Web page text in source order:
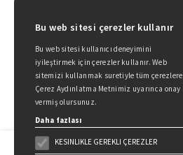
Bu web sitesi çerezler kullanır
Bu web sitesi kullanıcı deneyimini
iyileştirmek için çerezler kullanır. Web
sitemizi kullanmak suretiyle tüm çerezlere
Çerez Aydınlatma Metnimiz uyarınca onay
vermiş olursunuz.
Daha fazlası
KESINLIKLE GEREKLI ÇEREZLER